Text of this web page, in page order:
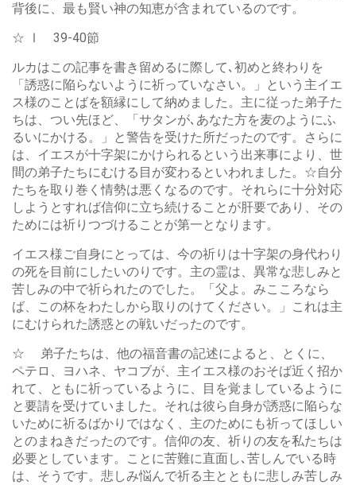
背後に、最も賢い神の知恵が含まれているのです。
☆ Ⅰ 39-40節
ルカはこの記事を書き留めるに際して､初めと終わりを
「誘惑に陥らないように祈っていなさい。」という主イエ
ス様のことばを額縁にして納めました。主に従った弟子た
ちは、つい先ほど、「サタンが､あなた方を麦のようにふ
るいにかける。」と警告を受けた所だったのです。さらに
は、イエスが十字架にかけられるという出来事により、世
間の弟子たちにむける目が変わるといわれました。☆自分
たちを取り巻く情勢は悪くなるのです。それらに十分対応
しようとすれば信仰に立ち続けることが肝要であり、その
ためには祈りつづけることが第一となります。
イエス様ご自身にとっては、今の祈りは十字架の身代わり
の死を目前にしたいのりです。主の霊は、異常な悲しみと
苦しみの中で祈られたのでした。「父よ。みこころなら
ば、この杯をわたしから取りのけてください。」これは主
にむけられた誘惑との戦いだったのです。
☆ 弟子たちは、他の福音書の記述によると、とくに、
ペテロ、ヨハネ、ヤコブが、主イエス様のおそば近く招か
れて、ともに祈っているように、目を覚ましているように
と要請を受けていました。それは彼ら自身が誘惑に陥らな
いために祈るばかりではなく、主のためにも祈ってほしい
とのまねきだったのです。信仰の友、祈りの友を私たちは
必要としています。ことに苦難に直面し､苦しんでいる時
は、そうです。悲しみ悩んで祈る主とともに悲しみ苦しみ